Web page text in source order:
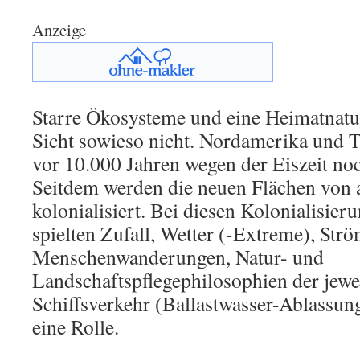
Anzeige
Starre Ökosysteme und eine
Sicht sowieso nicht. Nordamerika und
vor 10.000 Jahren wegen der Eiszeit
Seitdem werden die neuen Flächen von
kolonialisiert. Bei diesen
spielten Zufall, Wetter (-Extreme),
Menschenwanderungen, Natur- und
Landschaftspflegephilosophien der
Schiffsverkehr (Ballastwasser-
eine Rolle.